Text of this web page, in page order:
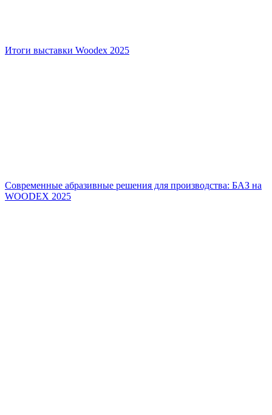
Итоги выставки Woodex 2025
Современные абразивные решения для производства: БАЗ на
WOODEX 2025